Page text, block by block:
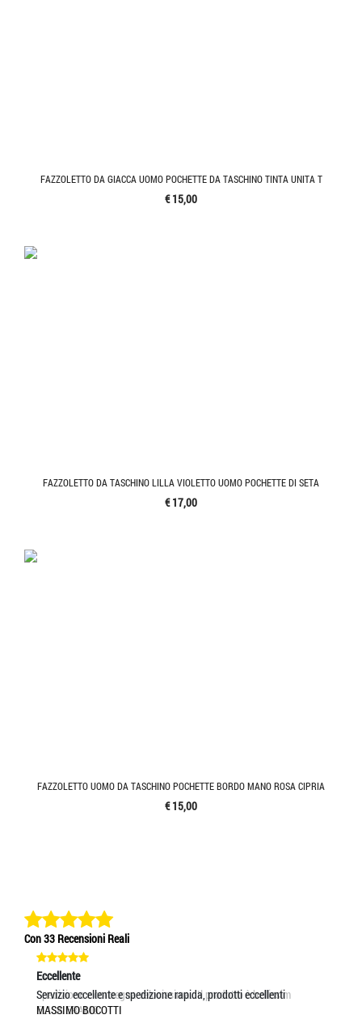
FAZZOLETTO DA GIACCA UOMO POCHETTE DA TASCHINO TINTA UNITA T
€ 15,00
FAZZOLETTO DA TASCHINO LILLA VIOLETTO UOMO POCHETTE DI SETA
€ 17,00
FAZZOLETTO UOMO DA TASCHINO POCHETTE BORDO MANO ROSA CIPRIA
€ 15,00
Con 33 Recensioni Reali
Eccellente
Spedizione e consegna velocissima.. Il prodotto è bellissim
ELISA ERAMO
Eccellente
Servizio eccellente e spedizione rapida, prodotti eccellenti
MASSIMO BOCOTTI